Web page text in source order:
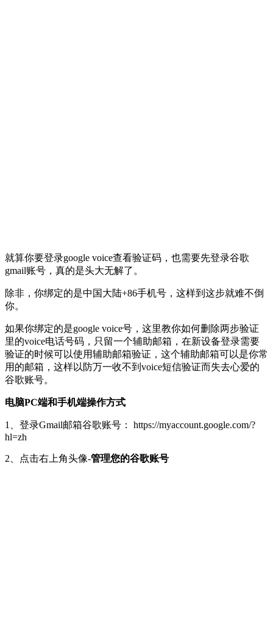
就算你要登录google voice查看验证码，也需要先登录谷歌
gmail账号，真的是头大无解了。
除非，你绑定的是中国大陆+86手机号，这样到这步就难不倒
你。
如果你绑定的是google voice号，这里教你如何删除两步验证
里的voice电话号码，只留一个辅助邮箱，在新设备登录需要
验证的时候可以使用辅助邮箱验证，这个辅助邮箱可以是你常
用的邮箱，这样以防万一收不到voice短信验证而失去心爱的
谷歌账号。
电脑PC端和手机端操作方式
1、登录Gmail邮箱谷歌账号： https://myaccount.google.com/?
hl=zh
2、点击右上角头像-管理您的谷歌账号